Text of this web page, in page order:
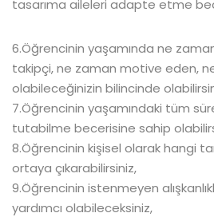
tasarıma aileleri adapte etme
6.Öğrencinin yaşamında ne
takipçi, ne zaman motive eden,
olabileceğinizin bilincinde
7.Öğrencinin yaşamındaki tüm
tutabilme becerisine sahip
8.Öğrencinin kişisel olarak hangi
ortaya çıkarabilirsiniz,
9.Öğrencinin istenmeyen
yardımcı olabileceksiniz,